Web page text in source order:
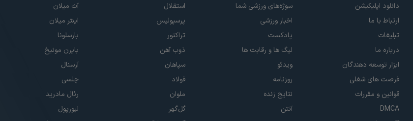
دانلود اپلیکیشن
ارتباط با ما
تبلیغات
درباره ما
ابزار توسعه دهندگان
فرصت های شغلی
قوانین و مقررات
DMCA
سوژه‌های ورزشی شما
اخبار ورزشی
پادکست
لیگ ها و رقابت ها
ویدئو
روزنامه
نتایج زنده
آنتن
استقلال
پرسپولیس
تراکتور
ذوب آهن
سپاهان
فولاد
ملوان
گل‌گهر
آث میلان
اینتر میلان
بارسلونا
بایرن مونیخ
آرسنال
چلسی
رئال مادرید
لیورپول